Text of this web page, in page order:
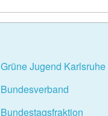
Grüne Jugend Karlsruhe
Bundesverband
Bundestagsfraktion